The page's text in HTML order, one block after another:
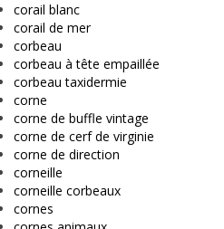
corail blanc
corail de mer
corbeau
corbeau à tête empaillée
corbeau taxidermie
corne
corne de buffle vintage
corne de cerf de virginie
corne de direction
corneille
corneille corbeaux
cornes